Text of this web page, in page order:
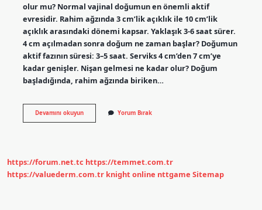
olur mu? Normal vajinal doğumun en önemli aktif
evresidir. Rahim ağzında 3 cm’lik açıklık ile 10 cm’lik
açıklık arasındaki dönemi kapsar. Yaklaşık 3-6 saat sürer.
4 cm açılmadan sonra doğum ne zaman başlar? Doğumun
aktif fazının süresi: 3–5 saat. Serviks 4 cm’den 7 cm’ye
kadar genişler. Nişan gelmesi ne kadar olur? Doğum
başladığında, rahim ağzında biriken…
Devamını okuyunKaç
Cm
Yorum Bırak
https://forum.net.tc https://temmet.com.tr
https://valuederm.com.tr knight online nttgame Sitemap